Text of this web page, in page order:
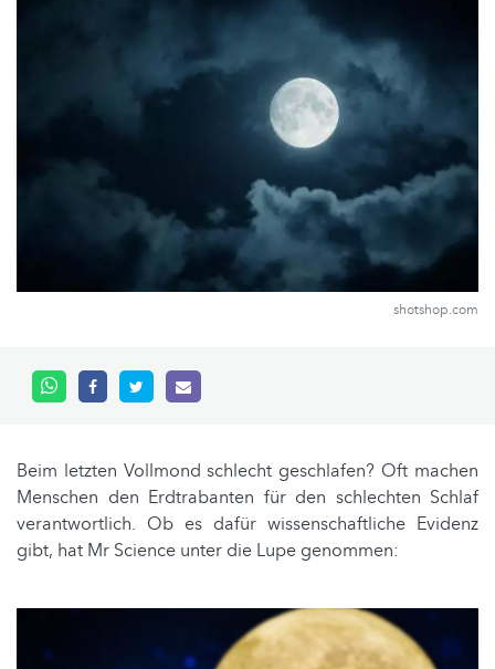
shotshop.com
Beim letzten Vollmond schlecht geschlafen? Oft machen
Menschen den Erdtrabanten für den schlechten Schlaf
verantwortlich. Ob es dafür wissenschaftliche Evidenz
gibt, hat Mr Science unter die Lupe genommen: